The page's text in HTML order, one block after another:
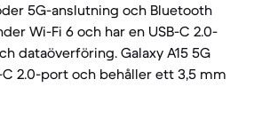
5G-anslutning och Bluetooth
Wi-Fi 6 och har en USB-C 2.0-
dataöverföring. Galaxy A15 5G
C 2.0-port och behåller ett 3,5 mm